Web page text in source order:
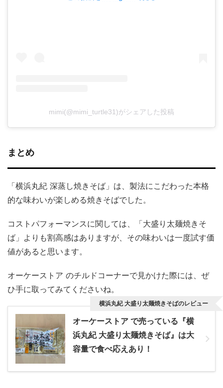
mimi(@mimi_turtle31)がシェアした投稿
まとめ
「横浜丸紀 深蒸し焼きそば」は、製法にこだわった本格
的な味わいが楽しめる焼きそばでした。
コストパフォーマンスに関しては、「大盛り太麺焼きそ
ば」よりも割高感はありますが、その味わいは一度試す価
値があると思います。
オーケーストア のチルドコーナーで見かけた際には、ぜ
ひ手に取ってみてくださいね。
オーケーストア で売っている『横
浜丸紀 大盛り太麺焼きそば』は大
容量で食べ応えあり！
横浜丸紀 大盛り太麺焼きそばのレビュー